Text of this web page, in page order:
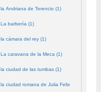
la Andriana de Terencio (1)
La barbería (1)
la cámara del rey (1)
La caravana de la Meca (1)
la ciudad de las tumbas (1)
la ciudad romana de Julia Felix